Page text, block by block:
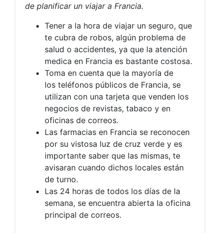
de planificar un viajar a Francia.
Tener a la hora de viajar un seguro, que
te cubra de robos, algún problema de
salud o accidentes, ya que la atención
medica en Francia es bastante costosa.
Toma en cuenta que la mayoría de
los teléfonos públicos de Francia, se
utilizan con una tarjeta que venden los
negocios de revistas, tabaco y en
oficinas de correos.
Las farmacias en Francia se reconocen
por su vistosa luz de cruz verde y es
importante saber que las mismas, te
avisaran cuando dichos locales están
de turno.
Las 24 horas de todos los días de la
semana, se encuentra abierta la oficina
principal de correos.